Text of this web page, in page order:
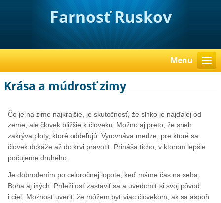
Farnosť Ruskov
Menu
Krása a múdrosť zimy
Čo je na zime najkrajšie, je skutočnosť, že slnko je najďalej od
zeme, ale človek bližšie k človeku. Možno aj preto, že sneh
zakrýva ploty, ktoré oddeľujú. Vyrovnáva medze, pre ktoré sa
človek dokáže až do krvi pravotiť. Prináša ticho, v ktorom lepšie
počujeme druhého.
Je dobrodením po celoročnej lopote, keď máme čas na seba,
Boha aj iných. Príležitosť zastaviť sa a uvedomiť si svoj pôvod
i cieľ. Možnosť uveriť, že môžem byť viac človekom, ak sa aspoň